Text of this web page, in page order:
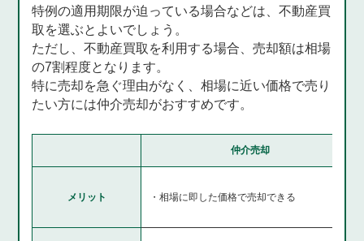
特例の適用期限が迫っている場合などは、不動産買
取を選ぶとよいでしょう。
ただし、不動産買取を利用する場合、売却額は相場
の7割程度となります。
特に売却を急ぐ理由がなく、相場に近い価格で売り
たい方には仲介売却がおすすめです。
仲介売却
メリット ・相場に即した価格で売却できる